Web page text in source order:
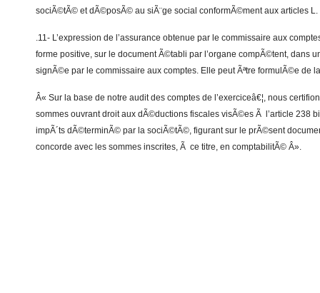
sociÃ©tÃ© et dÃ©posÃ© au siÃ¨ge social conformÃ©ment aux articles L.
.11- L’expression de l’assurance obtenue par le commissaire aux
forme positive, sur le document Ã©tabli par l’organe compÃ©tent, dans
signÃ©e par le commissaire aux comptes. Elle peut Ãªtre formulÃ©e de
Â« Sur la base de notre audit des comptes de l’exerciceâ€¦, nous
sommes ouvrant droit aux dÃ©ductions fiscales visÃ©es Ã l’article 238
impÃ´ts dÃ©terminÃ© par la sociÃ©tÃ©, figurant sur le prÃ©sent
concorde avec les sommes inscrites, Ã ce titre, en comptabilitÃ© Â».